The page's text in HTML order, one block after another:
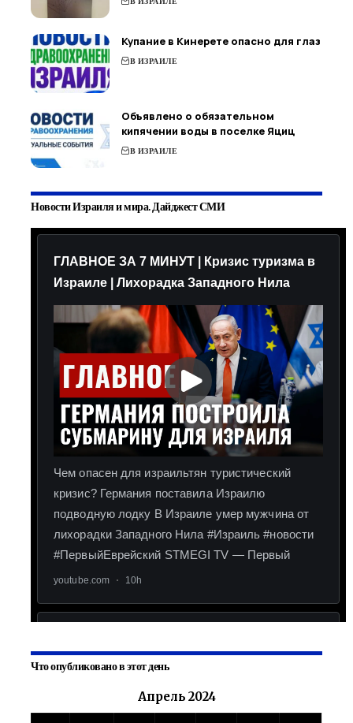
Купание в Кинерете опасно для глаз
В ИЗРАИЛЕ
Объявлено о обязательном
кипячении воды в поселке Яциц
В ИЗРАИЛЕ
Новости Израиля и мира. Дайджест СМИ
Что опубликовано в этот день
Апрель 2024